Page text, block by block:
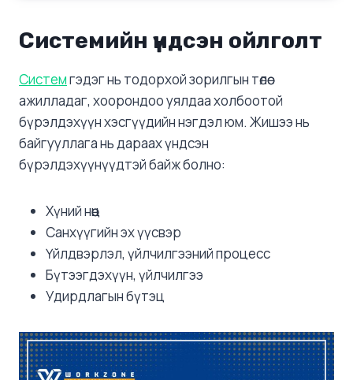
Системийн үндсэн ойлголт
Системгэдэг нь тодорхой зорилгын төлөө
ажилладаг, хоорондоо уялдаа холбоотой
бүрэлдэхүүн хэсгүүдийн нэгдэл юм. Жишээ нь
байгууллага нь дараах үндсэн
бүрэлдэхүүнүүдтэй байж болно:
Хүний нөөц
Санхүүгийн эх үүсвэр
Үйлдвэрлэл, үйлчилгээний процесс
Бүтээгдэхүүн, үйлчилгээ
Удирдлагын бүтэц